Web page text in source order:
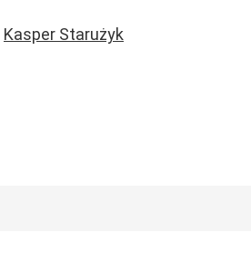
Kasper Starużyk